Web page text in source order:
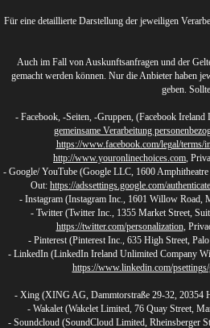
Für eine detaillierte Darstellung der jeweiligen
Auch im Fall von Auskunftsanfragen und der
gemacht werden können. Nur die Anbieter haben
geben.
- Facebook, -Seiten, -Gruppen, (Facebook
gemeinsame Verarbeitung
https://www.facebook.com/legal/terms/
http://www.youronlinechoices.com,
- Google/ YouTube (Google LLC, 1600
Out: https://adssettings.google.com/
- Instagram (Instagram Inc., 1601 Willow Road,
- Twitter (Twitter Inc., 1355 Market Street,
https://twitter.com/personalization,
- Pinterest (Pinterest Inc., 635 High Street,
- LinkedIn (LinkedIn Ireland Unlimited Company
https://www.linkedin.com/
- Xing (XING AG, Dammtorstraße 29-32, 20354
- Wakalet (Wakelet Limited, 76 Quay Street,
- Soundcloud (SoundCloud Limited, Rheinsberger